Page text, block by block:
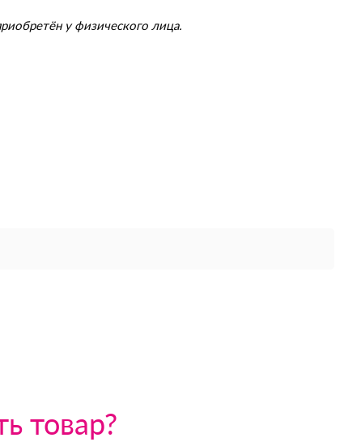
у физического лица.
товар?